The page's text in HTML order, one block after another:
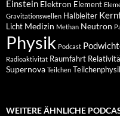
Einstein Elektron Element
Gravitationswellen Halbleiter
Licht Medizin Methan Neutron
Physik Podcast
Radioaktivität Raumfahrt
Supernova Teilchen
WEITERE ÄHNLICHE